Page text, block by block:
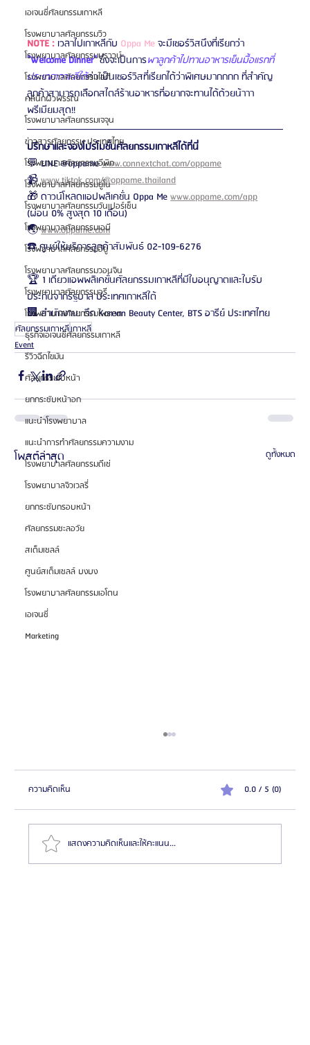
เอเจนซี่ศัลยกรรมเกาหลี
โรงพยาบาลศัลยกรรมวิว
โรงพยาบาลศัลยกรรมบราวน์
โรงพยาบาลศัลยกรรมไอดี
คลินิกผิวพรรณ
โรงพยาบาลศัลยกรรมเจจุน
ข่าวสารศัลยกรรม ประเทศไทย
โรงพยาบาลศัลยกรรมอีพิก
โรงพยาบาลศัลยกรรมยูโน
โรงพยาบาลศัลยกรรมวันเปอร์เซ็น
โรงพยาบาลศัลยกรรมเอบี
โรงพยาบาลศัลยกรรมอียู
โรงพยาบาลศัลยกรรมวอนจิน
โรงพยาบาลศัลยกรรมอูรี
โรงพยาบาลศัลยกรรมไพรเวท
ธุรกิจเอเจนซี่ศัลยกรรมเกาหลี
รีวิวฉีดไขมัน
ศัลยกรรมใบหน้า
ยกกระชับหน้าอก
แนะนำโรงพยาบาล
แนะนำการทำศัลยกรรมความงาม
โรงพยาบาลศัลยกรรมดีเซ่
โรงพยาบาลจิวเวลรี่
ยกกระชับกรอบหน้า
ศัลยกรรมชะลอวัย
สเต็มเซลล์
ศูนย์สเต็มเซลล์ บงบง
โรงพยาบาลศัลยกรรมเอโตน
เอเจนซี่
Marketing
NOTE : เวลาไปเกาหลีกับ Oppa Me จะมีเซอร์วิสนึงที่เรียกว่า
"Welcome Dinner" ซึ่งจะเป็นการพาลูกค้าไปทานอาหารเย็นมื้อแรกที่
ประเทศเกาหลีใต้ค่า เป็นเซอร์วิสที่เรียกได้ว่าพิเศษมากกกก ที่สำคัญ
ลูกค้าสามารถเลือกสไตล์ร้านอาหารที่อยากจะทานได้ด้วยน้าาา
พรีเมียมสุด!!
ปรึกษาและจองโปรโมชั่นศัลยกรรมเกาหลีได้ที่นี่
💬 LINE @oppame www.connextchat.com/oppame
📹 www.tiktok.com/@oppame.thailand
🎁 ดาวน์โหลดแอปพลิเคชั่น Oppa Me www.oppame.com/app
(ผ่อน 0% สูงสุด 10 เดือน)
🌏 www.oppame.com
☎️ ศูนย์ให้บริการลูกค้าสัมพันธ์ 02-109-6276
🏆 1 เดียวแอพพลิเคชั่นศัลยกรรมเกาหลีที่มีใบอนุญาตและใบรับ
ประกันจากรัฐบาล ประเทศเกาหลีใต้
🏢 สำนักงาน: ตึก Korean Beauty Center, BTS อารีย์ ประเทศไทย
ศัลยกรรมเกาหลีเกาหลี
Event
โพสต์ล่าสุด ดูทั้งหมด
ความคิดเห็น 0.0 / 5 (0)
แสดงความคิดเห็นและให้คะแนน...